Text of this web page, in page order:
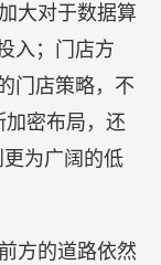
大对于数据算
入；门店方
门店策略，不
密布局，还
为广阔的低
方的道路依然